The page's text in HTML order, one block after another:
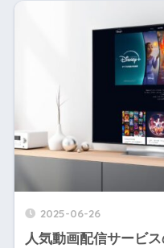
2025-06-26
人気動画配信サービ